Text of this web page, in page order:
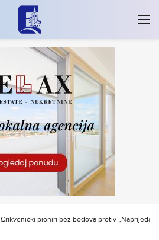
Crikvenički pioniri bez bodova protiv „Naprijeda“